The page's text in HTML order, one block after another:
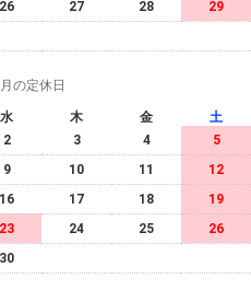
26 27 28
29
の定休日
水 木 金
土
2 3 4
5
9 10 11
12
16 17 18
19
23 24 25
26
30